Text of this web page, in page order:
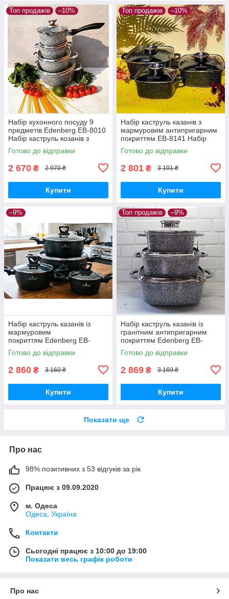
Топ продажів –10%
Набір кухонного посуду 9
предметів Edenberg EB-8010
Набір каструль козанів з
гранітним антипригарним
покриттям
Готово до відправки
2 670 ₴ 2 970 ₴
Купити
Топ продажів –10%
Набір каструль казанів з
мармуровим антипригарним
покриттям ЕВ-8141 Набір
кухонного посуду 6 предметів
Чорний
Готово до відправки
2 801 ₴ 3 101 ₴
Купити
–9%
Набір каструль казанів із
мармуровим
покриттям Edenberg EB-
12915 Набір кухонного
посуду 8 предметів
Готово до відправки
2 860 ₴ 3 160 ₴
Купити
Топ продажів –9%
Набір каструль казанів із
гранітним антипригарним
покриттям Edenberg EB-
8030 Набір кухонного посуду
6 предметів
Готово до відправки
2 869 ₴ 3 169 ₴
Купити
Показати ще
Про нас
98% позитивних з 53 відгуків за рік
Працює з 09.09.2020
м. Одеса
Одеса, Україна
Контакти
Сьогодні працює з 10:00 до 19:00
Показати весь графік роботи
Про нас